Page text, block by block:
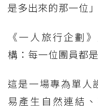
是多出來的那一位
《一人旅行企劃
構：每一位團員都
這是一場專為單人
易產生自然連結